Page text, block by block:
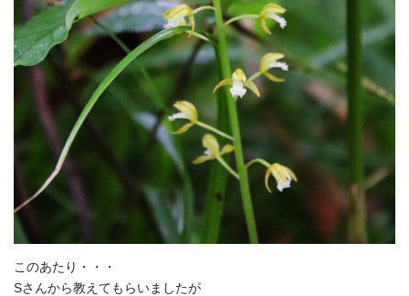
このあたり・・・
Sさんから教えてもらいましたが